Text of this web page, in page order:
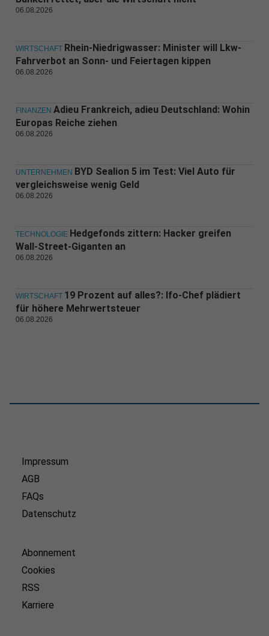
06.08.2026
WIRTSCHAFT Rhein-Niedrigwasser: Minister will Lkw-
Fahrverbot an Sonn- und Feiertagen kippen
06.08.2026
FINANZEN Adieu Frankreich, adieu Deutschland: Wohin
Europas Reiche ziehen
06.08.2026
UNTERNEHMEN BYD Sealion 5 im Test: Viel Auto für
vergleichsweise wenig Geld
06.08.2026
TECHNOLOGIE Hedgefonds zittern: Hacker greifen
Wall-Street-Giganten an
06.08.2026
WIRTSCHAFT 19 Prozent auf alles?: Ifo-Chef plädiert
für höhere Mehrwertsteuer
06.08.2026
Impressum
AGB
FAQs
Datenschutz
Abonnement
Cookies
RSS
Karriere